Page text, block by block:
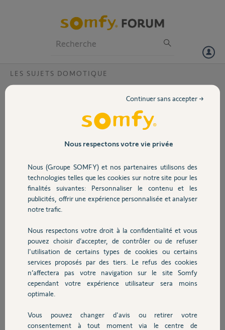
Volet
Sécurité
Domotique
Chauffage
Autres produits
Devis avec un pro
LES SUJETS DOMOTIQUE
Ne reconnaît pas mon code d'accès
Ma box tahoma ne reconnaît plus mon code d'accès, malgré avoir
Jean-marc B.
il y a plus de 3 ans
Participer au fil de discussion
Réponses
D'accord merci
Jean-marc B.
Nous respectons votre vie privée
Nous (Groupe SOMFY) et nos partenaires utilisons des
technologies telles que les cookies sur notre site pour les
finalités suivantes: Personnaliser le contenu et les
publicités, offrir une expérience personnalisée et analyser
notre trafic.
Nous respectons votre droit à la confidentialité et vous
pouvez choisir d’accepter, de contrôler ou de refuser
l'utilisation de certains types de cookies ou certains
services proposés par des tiers. Le refus des cookies
n’affectera pas votre navigation sur le site Somfy
cependant votre expérience utilisateur sera moins
optimale.
Vous pouvez changer d'avis ou retirer votre
consentement à tout moment via le centre de
Continuer sans accepter →